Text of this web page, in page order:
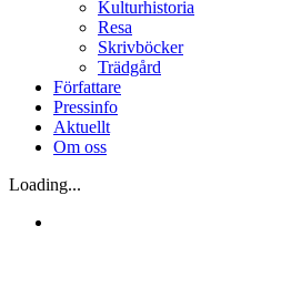
Kulturhistoria
Resa
Skrivböcker
Trädgård
Författare
Pressinfo
Aktuellt
Om oss
Loading...